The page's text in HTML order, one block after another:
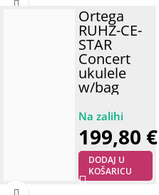
Ortega
RUHZ-CE-
STAR
Concert
ukulele
w/bag
199,80 €
DODAJ U
KOŠARICU